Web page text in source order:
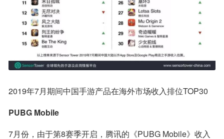
2019年7月期间中国手游产品在海外市场收入排位TOP30
PUBG Mobile
7月份，由于第8赛季开启，腾讯的《PUBG Mobile》收入